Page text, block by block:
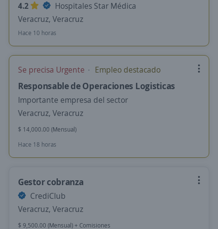
4.2
Hospitales Star Médica
Veracruz, Veracruz
Hace 10 horas
Se precisa Urgente Empleo destacado
Responsable de Operaciones Logisticas
Importante empresa del sector
Veracruz, Veracruz
$ 14,000.00 (Mensual)
Hace 18 horas
Gestor cobranza
CrediClub
Veracruz, Veracruz
$ 9,500.00 (Mensual) + Comisiones